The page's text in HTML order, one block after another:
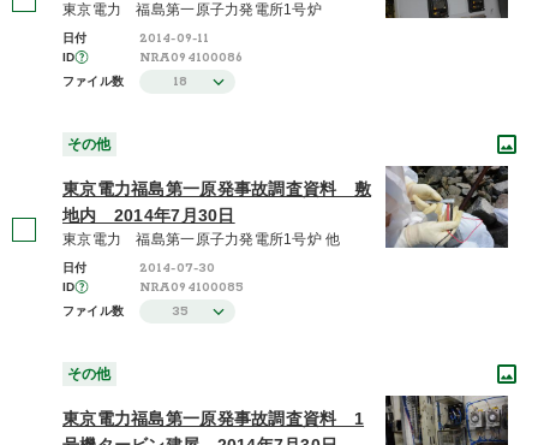
東京電力 福島第一原子力発電所1号炉
日付 2014-09-11
ID NRA094100086
ファイル数 18
その他
東京電力福島第一原発事故調査資料 敷
地内 2014年7月30日
東京電力 福島第一原子力発電所1号炉 他
日付 2014-07-30
ID NRA094100085
ファイル数 35
その他
東京電力福島第一原発事故調査資料 1